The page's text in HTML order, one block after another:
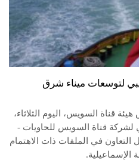
لتوسعات ميناء شرق
قناة السويس، اليوم الثلاثاء،
لشركة قناة السويس للحاويات -
التعاون في الملفات ذات الاهتمام
الإسماعيلية.